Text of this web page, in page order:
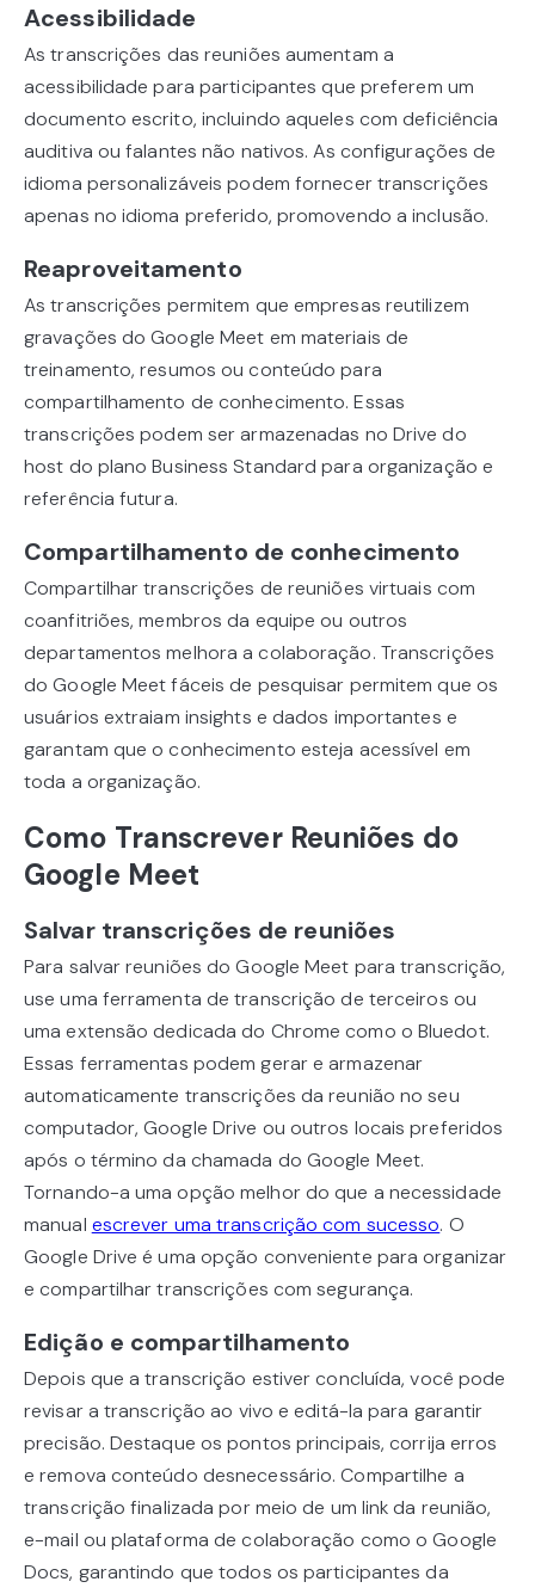
Acessibilidade
As transcrições das reuniões aumentam a
acessibilidade para participantes que preferem um
documento escrito, incluindo aqueles com deficiência
auditiva ou falantes não nativos. As configurações de
idioma personalizáveis podem fornecer transcrições
apenas no idioma preferido, promovendo a inclusão.
Reaproveitamento
As transcrições permitem que empresas reutilizem
gravações do Google Meet em materiais de
treinamento, resumos ou conteúdo para
compartilhamento de conhecimento. Essas
transcrições podem ser armazenadas no Drive do
host do plano Business Standard para organização e
referência futura.
Compartilhamento de conhecimento
Compartilhar transcrições de reuniões virtuais com
coanfitriões, membros da equipe ou outros
departamentos melhora a colaboração. Transcrições
do Google Meet fáceis de pesquisar permitem que os
usuários extraiam insights e dados importantes e
garantam que o conhecimento esteja acessível em
toda a organização.
Como Transcrever Reuniões do
Google Meet
Salvar transcrições de reuniões
Para salvar reuniões do Google Meet para transcrição,
use uma ferramenta de transcrição de terceiros ou
uma extensão dedicada do Chrome como o Bluedot.
Essas ferramentas podem gerar e armazenar
automaticamente transcrições da reunião no seu
computador, Google Drive ou outros locais preferidos
após o término da chamada do Google Meet.
Tornando-a uma opção melhor do que a necessidade
manual escrever uma transcrição com sucesso. O
Google Drive é uma opção conveniente para organizar
e compartilhar transcrições com segurança.
Edição e compartilhamento
Depois que a transcrição estiver concluída, você pode
revisar a transcrição ao vivo e editá-la para garantir
precisão. Destaque os pontos principais, corrija erros
e remova conteúdo desnecessário. Compartilhe a
transcrição finalizada por meio de um link da reunião,
e-mail ou plataforma de colaboração como o Google
Docs, garantindo que todos os participantes da